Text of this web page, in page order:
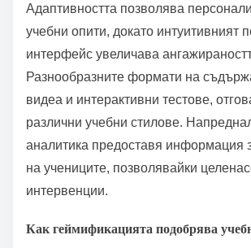
Адаптивността позволява
учебни опити, докато интуитивният
интерфейс увеличава
Разнообразните формати на
видеа и интерактивни тестове,
различни учебни стилове.
аналитика предоставя информация
на учениците, позволявайки
интервенции.
Как геймификацията подобрява